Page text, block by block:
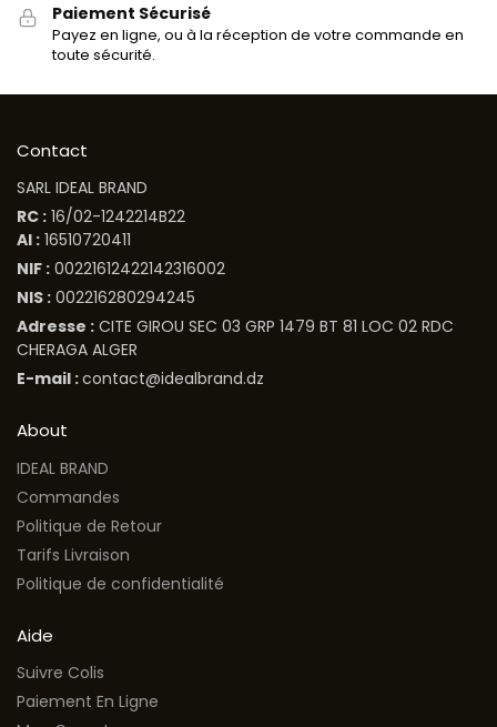
Paiement Sécurisé
Payez en ligne, ou à la réception de votre commande en
toute sécurité.
Contact
SARL IDEAL BRAND
RC : 16/02-1242214B22
AI : 16510720411
NIF : 00221612422142316002
NIS : 002216280294245
Adresse : CITE GIROU SEC 03 GRP 1479 BT 81 LOC 02 RDC
CHERAGA ALGER
E-mail :contact@idealbrand.dz
About
IDEAL BRAND
Commandes
Politique de Retour
Tarifs Livraison
Politique de confidentialité
Aide
Suivre Colis
Paiement En Ligne